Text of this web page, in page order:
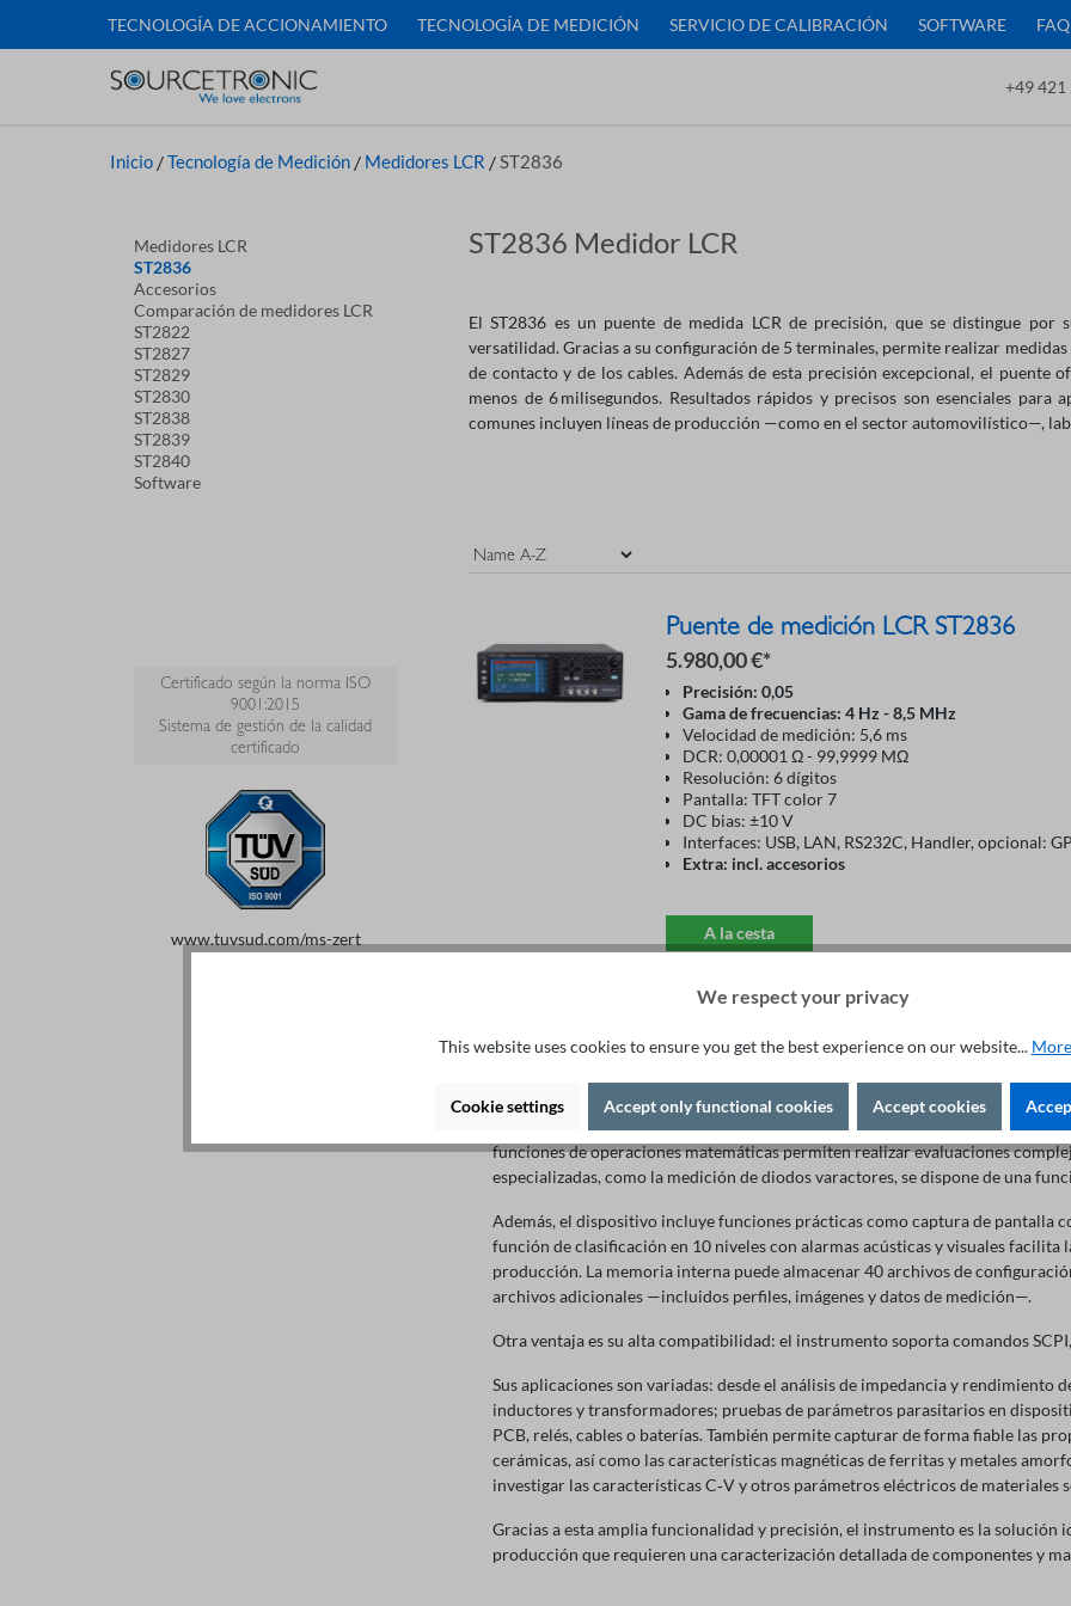
TECNOLOGÍA DE ACCIONAMIENTO TECNOLOGÍA DE MEDICIÓN SERVICIO DE CALIBRACIÓN SOFTWARE FAQ
+49 421
Inicio /Tecnología de Medición / Medidores LCR /ST2836
Medidores LCR
ST2836
Accesorios
Comparación de medidores LCR
ST2822
ST2827
ST2829
ST2830
ST2838
ST2839
ST2840
Software
Certificado según la norma ISO
9001:2015
Sistema de gestión de la calidad
certificado
www.tuvsud.com/ms-zert
ST2836 Medidor LCR
El ST2836 es un puente de medida LCR de precisión, que se distingue
versatilidad. Gracias a su configuración de 5 terminales, permite realizar
de contacto y de los cables. Además de esta precisión excepcional, el puente
menos de 6 milisegundos. Resultados rápidos y precisos son esenciales para
comunes incluyen líneas de producción —como en el sector automovilístico—,
Puente de medición LCR ST2836
5.980,00 €*
Precisión: 0,05
Gama de frecuencias: 4 Hz - 8,5 MHz
Velocidad de medición: 5,6 ms
DCR: 0,00001 Ω - 99,9999 MΩ
Resolución: 6 dígitos
Pantalla: TFT color 7
DC bias: ±10 V
Interfaces: USB, LAN, RS232C, Handler, opcional:
Extra: incl. accesorios
A la cesta
Diseñado para ofrecer alta precisión en un amplio rango de frecuencias a un
preciso ST2839, este puente proporciona resultados de medición con una
con resolución de 800 × 480 píxeles garantiza una presentación clara de
de barrido por lista de múltiples parámetros de 10 puntos permite analizar
funciones de operaciones matemáticas permiten realizar evaluaciones
especializadas, como la medición de diodos varactores, se dispone de una
Además, el dispositivo incluye funciones prácticas como captura de pantalla
función de clasificación en 10 niveles con alarmas acústicas y visuales
producción. La memoria interna puede almacenar 40 archivos de
archivos adicionales —incluidos perfiles, imágenes y datos de medición—.
Otra ventaja es su alta compatibilidad: el instrumento soporta comandos
Sus aplicaciones son variadas: desde el análisis de impedancia y rendimiento
inductores y transformadores; pruebas de parámetros parasitarios en
PCB, relés, cables o baterías. También permite capturar de forma fiable las
cerámicas, así como las características magnéticas de ferritas y metales
investigar las características C‑V y otros parámetros eléctricos de materiales
Gracias a esta amplia funcionalidad y precisión, el instrumento es la
producción que requieren una caracterización detallada de componentes y
We respect your privacy
This website uses cookies to ensure you get the best experience on our website...
Cookie settings Accept only functional cookies Accept cookies